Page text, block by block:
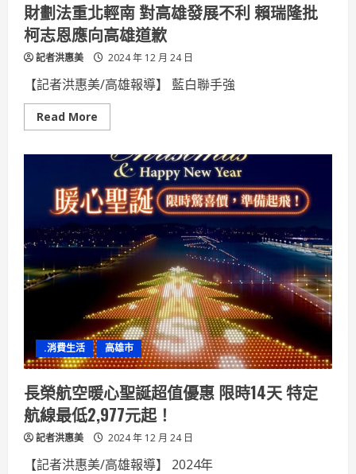
財劃法重北輕南 對高雄發展不利 賴瑞隆批
柯志恩應向高雄道歉
記者洪惠美 2024 年 12 月 24 日
【記者洪惠美/高雄報導】 藍白聯手強
Read More
more
重
北
輕
南
對
高
雄
發
展
賴
瑞
隆
批
柯
志
恩
應
向
高
雄
道
歉
.消費生活 高雄市
長榮航空暖心聖誕超值優惠 限時14天 特定
航線最低2,977元起！
記者洪惠美 2024 年 12 月 24 日
【記者洪惠美/高雄報導】 2024年